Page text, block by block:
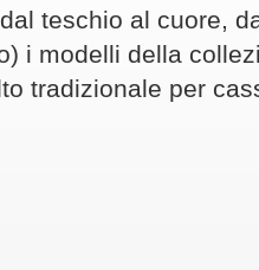
teschio al cuore,
i modelli della
tradizionale per